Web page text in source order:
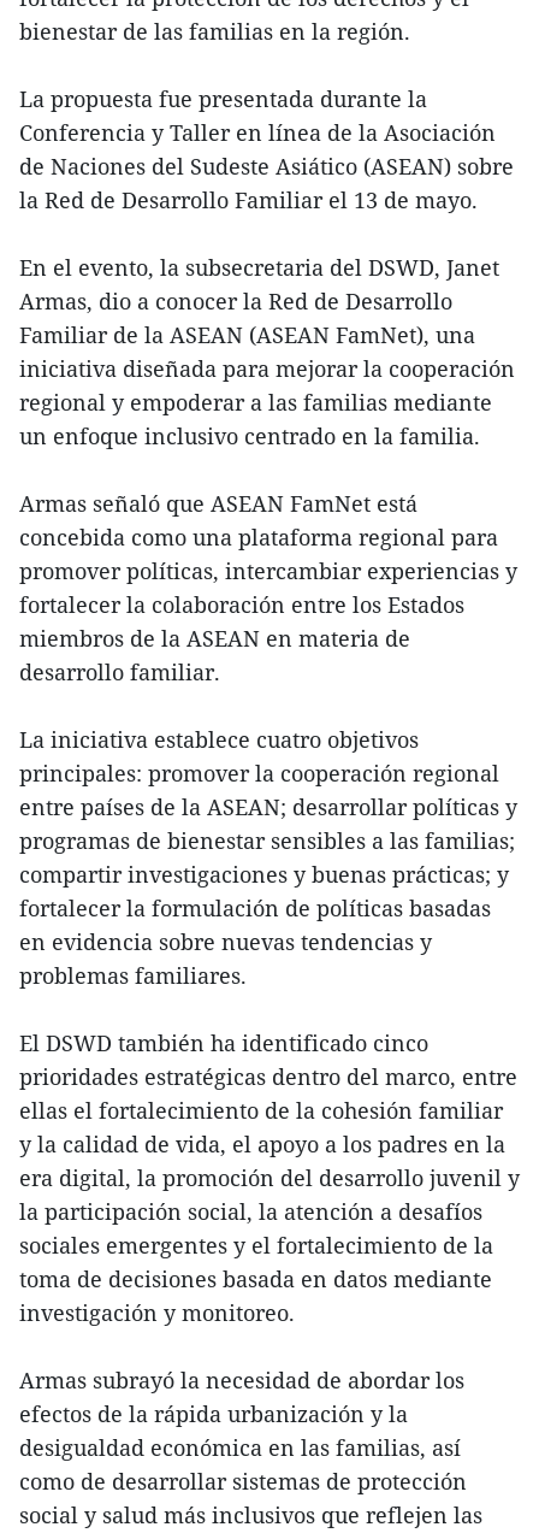
bienestar de las familias en la región.
La propuesta fue presentada durante la
Conferencia y Taller en línea de la Asociación
de Naciones del Sudeste Asiático (ASEAN) sobre
la Red de Desarrollo Familiar el 13 de mayo.
En el evento, la subsecretaria del DSWD, Janet
Armas, dio a conocer la Red de Desarrollo
Familiar de la ASEAN (ASEAN FamNet), una
iniciativa diseñada para mejorar la cooperación
regional y empoderar a las familias mediante
un enfoque inclusivo centrado en la familia.
Armas señaló que ASEAN FamNet está
concebida como una plataforma regional para
promover políticas, intercambiar experiencias y
fortalecer la colaboración entre los Estados
miembros de la ASEAN en materia de
desarrollo familiar.
La iniciativa establece cuatro objetivos
principales: promover la cooperación regional
entre países de la ASEAN; desarrollar políticas y
programas de bienestar sensibles a las familias;
compartir investigaciones y buenas prácticas; y
fortalecer la formulación de políticas basadas
en evidencia sobre nuevas tendencias y
problemas familiares.
El DSWD también ha identificado cinco
prioridades estratégicas dentro del marco, entre
ellas el fortalecimiento de la cohesión familiar
y la calidad de vida, el apoyo a los padres en la
era digital, la promoción del desarrollo juvenil y
la participación social, la atención a desafíos
sociales emergentes y el fortalecimiento de la
toma de decisiones basada en datos mediante
investigación y monitoreo.
Armas subrayó la necesidad de abordar los
efectos de la rápida urbanización y la
desigualdad económica en las familias, así
como de desarrollar sistemas de protección
social y salud más inclusivos que reflejen las